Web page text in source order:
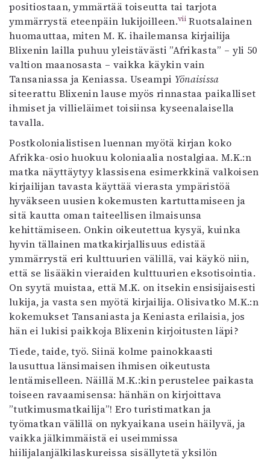
positiostaan, ymmärtää toiseutta tai tarjota
ymmärrystä eteenpäin lukijoilleen.viiRuotsalainen
huomauttaa, miten M. K. ihailemansa kirjailija
Blixenin lailla puhuu yleistävästi ”Afrikasta” – yli 50
valtion maanosasta – vaikka käykin vain
Tansaniassa ja Keniassa. Useampi Yönaisissa
siteerattu Blixenin lause myös rinnastaa paikalliset
ihmiset ja villieläimet toisiinsa kyseenalaisella
tavalla.
Postkolonialistisen luennan myötä kirjan koko
Afrikka-osio huokuu koloniaalia nostalgiaa. M.K.:n
matka näyttäytyy klassisena esimerkkinä valkoisen
kirjailijan tavasta käyttää vierasta ympäristöä
hyväkseen uusien kokemusten kartuttamiseen ja
sitä kautta oman taiteellisen ilmaisunsa
kehittämiseen. Onkin oikeutettua kysyä, kuinka
hyvin tällainen matkakirjallisuus edistää
ymmärrystä eri kulttuurien välillä, vai käykö niin,
että se lisääkin vieraiden kulttuurien eksotisointia.
On syytä muistaa, että M.K. on itsekin ensisijaisesti
lukija, ja vasta sen myötä kirjailija. Olisivatko M.K.:n
kokemukset Tansaniasta ja Keniasta erilaisia, jos
hän ei lukisi paikkoja Blixenin kirjoitusten läpi?
Tiede, taide, työ. Siinä kolme painokkaasti
lausuttua länsimaisen ihmisen oikeutusta
lentämiselleen. Näillä M.K.:kin perustelee paikasta
toiseen ravaamisensa: hänhän on kirjoittava
”tutkimusmatkailija”! Ero turistimatkan ja
työmatkan välillä on nykyaikana usein häilyvä, ja
vaikka jälkimmäistä ei useimmissa
hiilijalanjälkilaskureissa sisällytetä yksilön